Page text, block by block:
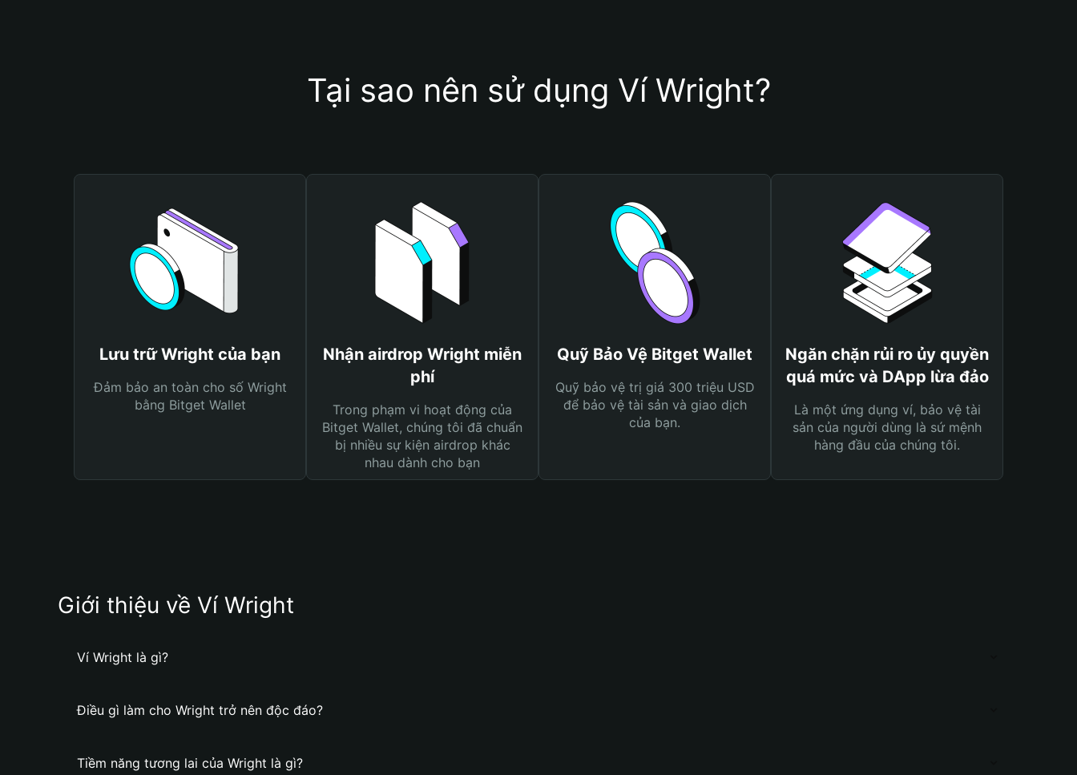
Tại sao nên sử dụng Ví Wright?
Lưu trữ Wright của bạn
Đảm bảo an toàn cho số Wright
bằng Bitget Wallet
Nhận airdrop Wright miễn
phí
Trong phạm vi hoạt động của
Bitget Wallet, chúng tôi đã chuẩn
bị nhiều sự kiện airdrop khác
nhau dành cho bạn
Quỹ Bảo Vệ Bitget Wallet
Quỹ bảo vệ trị giá 300 triệu USD
để bảo vệ tài sản và giao dịch
của bạn.
Ngăn chặn rủi ro ủy quyền
quá mức và DApp lừa đảo
Là một ứng dụng ví, bảo vệ tài
sản của người dùng là sứ mệnh
hàng đầu của chúng tôi.
Giới thiệu về Ví Wright
Ví Wright là gì?
Điều gì làm cho Wright trở nên độc đáo?
Tiềm năng tương lai của Wright là gì?